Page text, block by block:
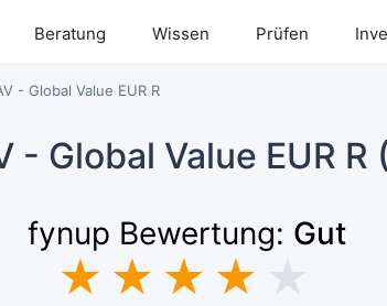
Beratung Wissen Prüfen
- Global Value EUR R
- Global Value EUR R
fynup Bewertung: Gut
★ ★ ★ ★